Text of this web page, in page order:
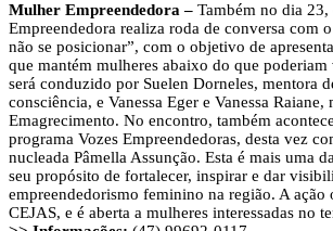
Mulher Empreendedora – Também no dia
Empreendedora realiza roda de conversa com
não se posicionar”, com o objetivo de
que mantém mulheres abaixo do que
será conduzido por Suelen Dorneles, mentora
consciência, e Vanessa Eger e Vanessa Raiane,
Emagrecimento. No encontro, também
programa Vozes Empreendedoras, desta vez
nucleada Pâmella Assunção. Esta é mais uma
seu propósito de fortalecer, inspirar e dar
empreendedorismo feminino na região. A ação
CEJAS, e é aberta a mulheres interessadas no